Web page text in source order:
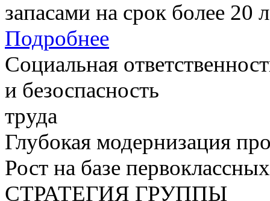
запасами на срок более 20
Подробнее
Социальная
и безоспасность
труда
Глубокая модернизация
Рост на базе
СТРАТЕГИЯ ГРУППЫ